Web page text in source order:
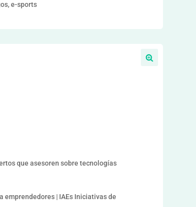
e-sports
que asesoren sobre tecnologías
emprendedores | IAEs Iniciativas de